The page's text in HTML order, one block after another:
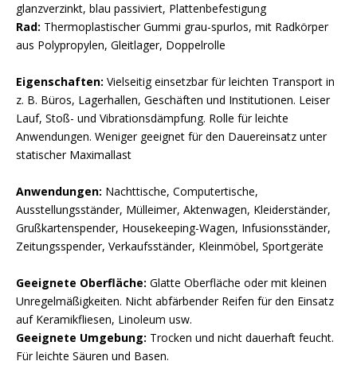
glanzverzinkt, blau passiviert, Plattenbefestigung
Rad: Thermoplastischer Gummi grau-spurlos, mit Radkörper
aus Polypropylen, Gleitlager, Doppelrolle
Eigenschaften: Vielseitig einsetzbar für leichten Transport in
z. B. Büros, Lagerhallen, Geschäften und Institutionen. Leiser
Lauf, Stoß- und Vibrationsdämpfung. Rolle für leichte
Anwendungen. Weniger geeignet für den Dauereinsatz unter
statischer Maximallast
Anwendungen: Nachttische, Computertische,
Ausstellungsständer, Mülleimer, Aktenwagen, Kleiderständer,
Grußkartenspender, Housekeeping-Wagen, Infusionsständer,
Zeitungsspender, Verkaufsständer, Kleinmöbel, Sportgeräte
Geeignete Oberfläche: Glatte Oberfläche oder mit kleinen
Unregelmäßigkeiten. Nicht abfärbender Reifen für den Einsatz
auf Keramikfliesen, Linoleum usw.
Geeignete Umgebung: Trocken und nicht dauerhaft feucht.
Für leichte Säuren und Basen.